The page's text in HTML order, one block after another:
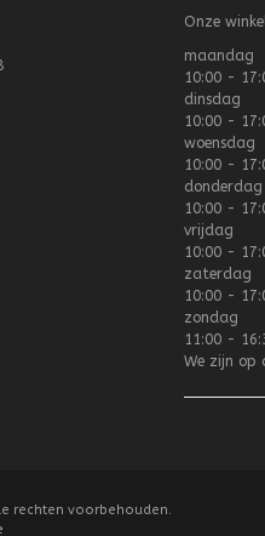
Onze
maandag
10:00 -
dinsdag
10:00 -
woensdag
10:00 -
donderdag
10:00 -
vrijdag
10:00 -
zaterdag
10:00 -
zondag
11:00 -
We zijn op
rechten voorbehouden.